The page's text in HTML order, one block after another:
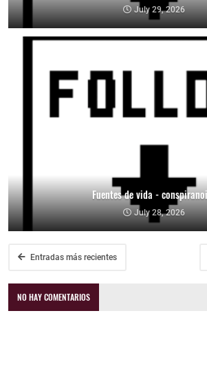
July 29, 2026
Fuentes de vida -
July 28, 2026
Entradas más recientes
NO HAY COMENTARIOS